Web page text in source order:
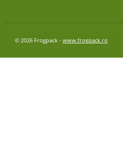
© 2026 Frogpack - www.frogpack.ro